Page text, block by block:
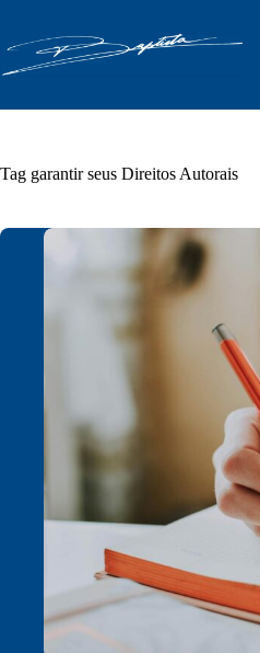
o
conteúdo
Tag garantir seus Direitos Autorais